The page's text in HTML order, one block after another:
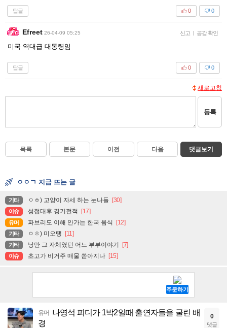
답글 0
0
Efreet 26-04-09 05:25 신고 | 공감 확인
미국 역대급 대통령임
답글 0
0
새로고침
등록
목록 본문 이전 다음 댓글보기
ㅇㅇㄱ 지금 뜨는 글
기타 ㅇㅎ) 고양이 자세 하는 눈나들 [30]
이슈 성접대후 경기전적 [17]
유머 파브리도 이해 안가는 한국 음식 [12]
기타 ㅇㅎ) 미오탱 [11]
기타 낭만 그 자체였던 어느 부부이야기 [7]
이슈 초고가 비거주 매물 쏟아지나 [15]
유머 나영석 피디가 1박2일때 출연자들을 굴린 배
경
0
댓글